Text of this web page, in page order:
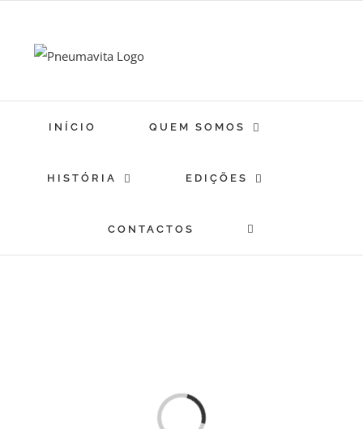
content
INÍCIO QUEM SOMOS
HISTÓRIA EDIÇÕES
CONTACTOS
Loading...